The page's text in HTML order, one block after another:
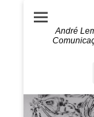
André